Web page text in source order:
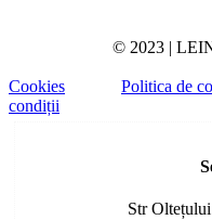
© 2023 | LEINAD
Cookies
Politica de
condiții
Str